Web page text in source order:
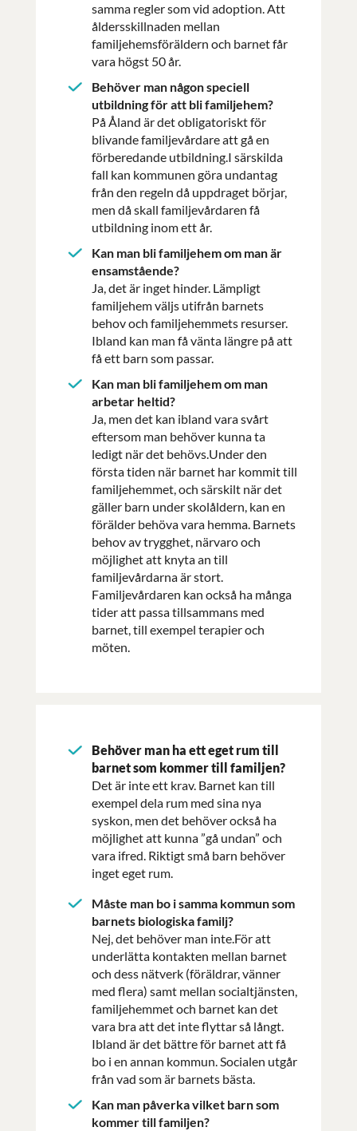
samma regler som vid adoption. Att
åldersskillnaden mellan
familjehemsföräldern och barnet får
vara högst 50 år.
Behöver man någon speciell
utbildning för att bli familjehem?
På Åland är det obligatoriskt för
blivande familjevårdare att gå en
förberedande utbildning.I särskilda
fall kan kommunen göra undantag
från den regeln då uppdraget börjar,
men då skall familjevårdaren få
utbildning inom ett år.
Kan man bli familjehem om man är
ensamstående?
Ja, det är inget hinder. Lämpligt
familjehem väljs utifrån barnets
behov och familjehemmets resurser.
Ibland kan man få vänta längre på att
få ett barn som passar.
Kan man bli familjehem om man
arbetar heltid?
Ja, men det kan ibland vara svårt
eftersom man behöver kunna ta
ledigt när det behövs.Under den
första tiden när barnet har kommit till
familjehemmet, och särskilt när det
gäller barn under skolåldern, kan en
förälder behöva vara hemma. Barnets
behov av trygghet, närvaro och
möjlighet att knyta an till
familjevårdarna är stort.
Familjevårdaren kan också ha många
tider att passa tillsammans med
barnet, till exempel terapier och
möten.
Behöver man ha ett eget rum till
barnet som kommer till familjen?
Det är inte ett krav. Barnet kan till
exempel dela rum med sina nya
syskon, men det behöver också ha
möjlighet att kunna ”gå undan” och
vara ifred. Riktigt små barn behöver
inget eget rum.
Måste man bo i samma kommun som
barnets biologiska familj?
Nej, det behöver man inte.För att
underlätta kontakten mellan barnet
och dess nätverk (föräldrar, vänner
med flera) samt mellan socialtjänsten,
familjehemmet och barnet kan det
vara bra att det inte flyttar så långt.
Ibland är det bättre för barnet att få
bo i en annan kommun. Socialen utgår
från vad som är barnets bästa.
Kan man påverka vilket barn som
kommer till familjen?